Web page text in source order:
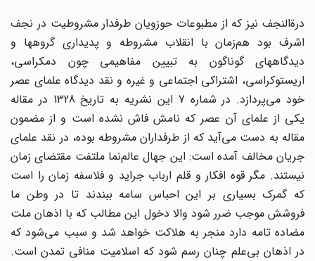
درة‌النجف نیز که از مطبوعات حوزویان طرفدار مشروطیت در نجف
اشرف بود هم‌زمان با انقلاب مشروطه و پدیداری گروهها و
دیدگاههای گوناگون به تبیین مفاهیمی چون دمکراسی،
اریستوکراسی، اشتراکی اجتماعی و غیره و نقد دیدگاه علمای عصر
خود می‌پردازد. در شماره 7 این نشریه به تاریخ 1328 در مقاله
یکی از علمای آن عصر که نامش فاش نشده است و از مضمون
مقاله به دست می‌آید که از طرفداران مشروطه بوده، در نقد علمای
جریان مخالف آمده است: این جهال عالم‌نما ملتفت مقتضای زمان
نیستند. مگر قوه افکار و قلم ارباب جراید و فلاسفه زمان را است
که گمرک بسیاری بر این احباس سامه ببندند تا در وطن ما
فروشش موجب ضرر شود والا دخول این مطالب که با اذهان ملت
مضاده تامه دارد منجر به هلاکت خواهد شد و سبب می‌شود که
در اذهان بی‌علم چنان رسم شود که اسلامیت منافی تمدن است.